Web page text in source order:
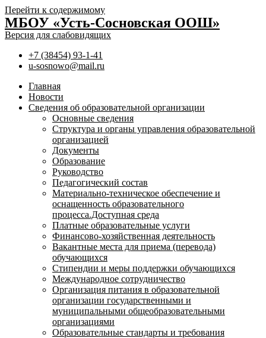
Перейти к содержимому
МБОУ «Усть-Сосновская ООШ»
Версия для слабовидящих
+7 (38454) 93-1-41
u-sosnowo@mail.ru
Главная
Новости
Сведения об образовательной организации
Основные сведения
Структура и органы управления образовательной
организацией
Документы
Образование
Руководство
Педагогический состав
Материально-техническое обеспечение и
оснащенность образовательного
процесса.Доступная среда
Платные образовательные услуги
Финансово-хозяйственная деятельность
Вакантные места для приема (перевода)
обучающихся
Стипендии и меры поддержки обучающихся
Международное сотрудничество
Организация питания в образовательной
организации государственными и
муниципальными общеобразовательными
организациями
Образовательные стандарты и требования